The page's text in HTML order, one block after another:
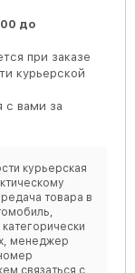
до
при заказе
курьерской
с вами за
курьерская
товара в
менеджер
связаться с